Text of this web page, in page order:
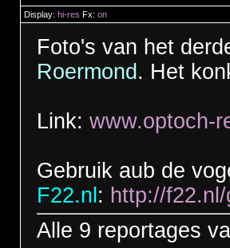
Display: hi-res Fx: on
Foto's van het
Roermond . Het
Link: www.optoch-
Gebruik aub de
F22.nl : http://
Alle 9 reportages